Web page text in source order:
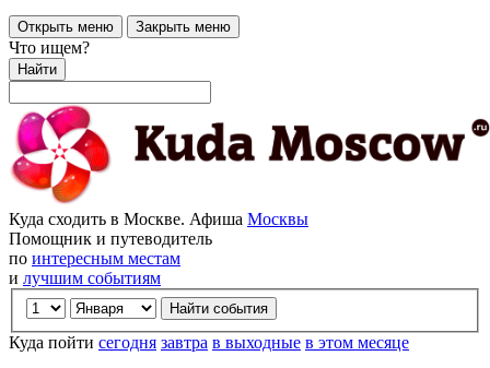
Открыть меню Закрыть меню
Что ищем?
Найти
Куда сходить в Москве. Афиша Москвы
Помощник и путеводитель
по интересным местам
и лучшим событиям
Куда пойти сегодня завтра в выходные в этом месяце